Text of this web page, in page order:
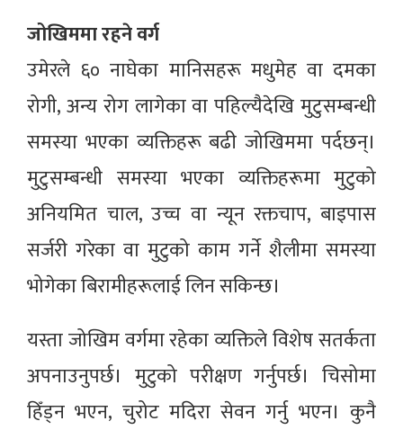
जोखिममा रहने वर्ग
उमेरले ६० नाघेका मानिसहरू मधुमेह वा दमका
रोगी, अन्य रोग लागेका वा पहिल्यैदेखि मुटुसम्बन्धी
समस्या भएका व्यक्तिहरू बढी जोखिममा पर्दछन्।
मुटुसम्बन्धी समस्या भएका व्यक्तिहरूमा मुटुको
अनियमित चाल, उच्च वा न्यून रक्तचाप, बाइपास
सर्जरी गरेका वा मुटुको काम गर्ने शैलीमा समस्या
भोगेका बिरामीहरूलाई लिन सकिन्छ।
यस्ता जोखिम वर्गमा रहेका व्यक्तिले विशेष सतर्कता
अपनाउनुपर्छ। मुटुको परीक्षण गर्नुपर्छ। चिसोमा
हिँड्न भएन, चुरोट मदिरा सेवन गर्नु भएन। कुनै